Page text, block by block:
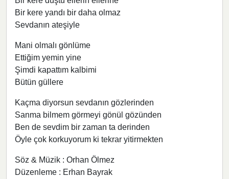
Bir kere yandı bir daha olmaz
Sevdanın ateşiyle
Mani olmalı gönlüme
Ettiğim yemin yine
Şimdi kapattım kalbimi
Bütün güllere
Kaçma diyorsun sevdanın gözlerinden
Sanma bilmem görmeyi gönül gözünden
Ben de sevdim bir zaman ta derinden
Öyle çok korkuyorum ki tekrar yitirmekten
Söz & Müzik : Orhan Ölmez
Düzenleme : Erhan Bayrak